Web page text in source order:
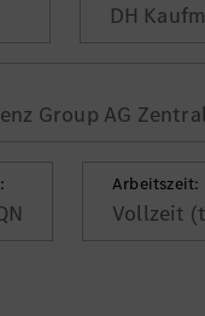
DH
Group AG
Arbeitszeit:
Vollzeit